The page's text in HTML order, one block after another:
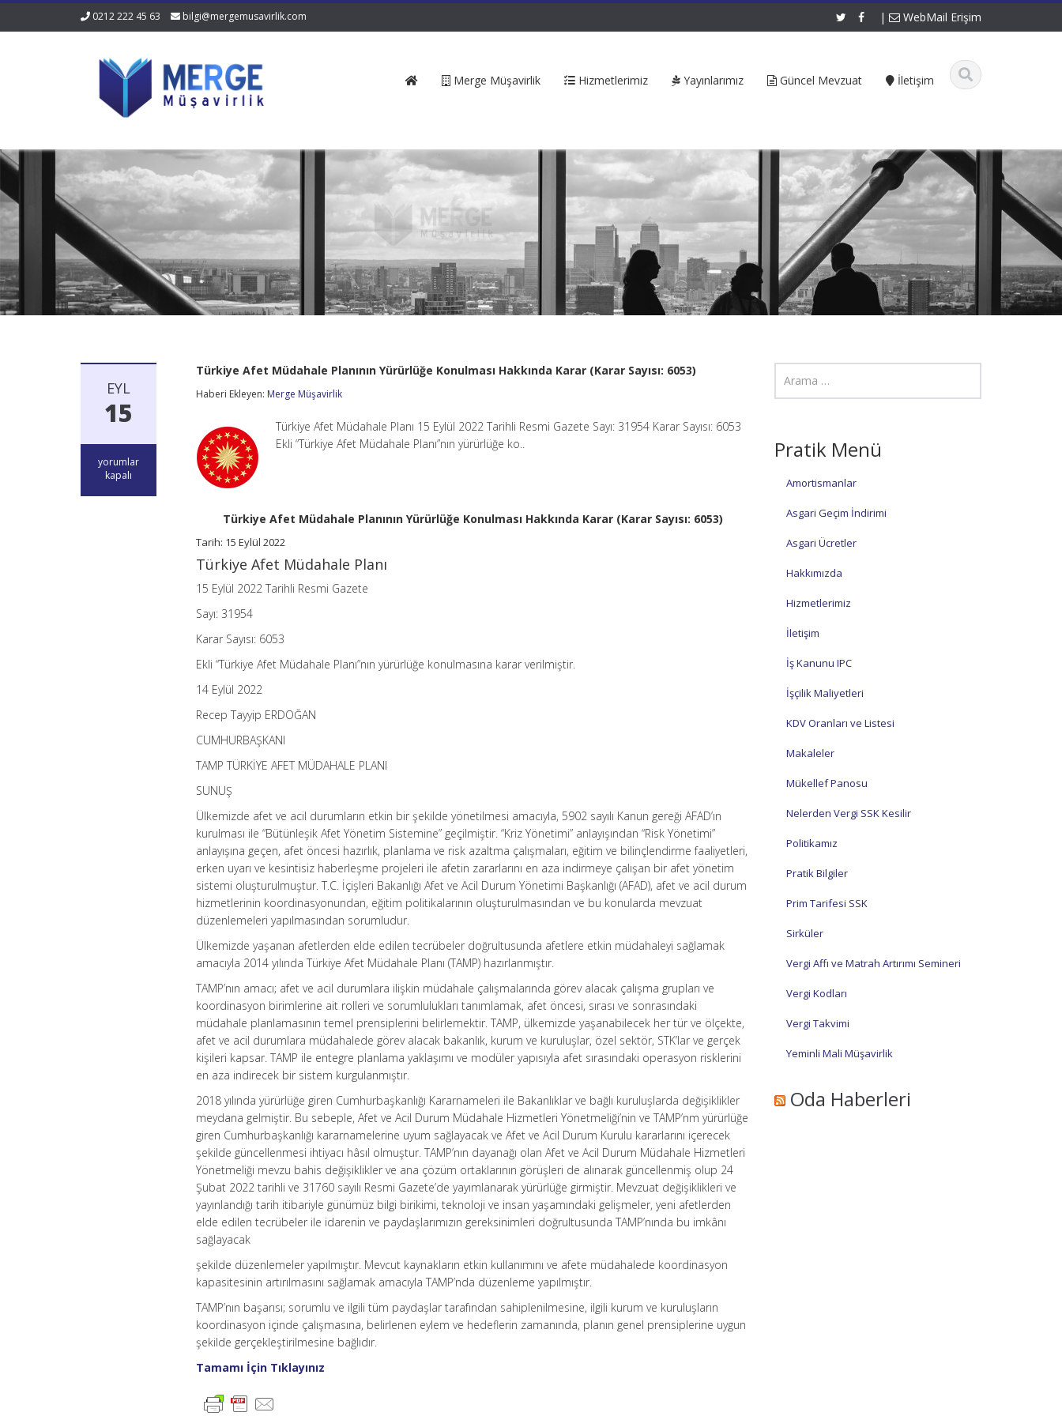
0212 222 45 63 bilgi@mergemusavirlik.com | WebMail Erişim
Merge Müşavirlik Hizmetlerimiz Yayınlarımız Güncel Mevzuat İletişim
EYL
15
Türkiye
Afet
yorumlar
kapalı
Türkiye Afet Müdahale Planının Yürürlüğe Konulması Hakkında Karar (Karar Sayısı: 6053)
Haberi Ekleyen: Merge Müşavirlik
Türkiye Afet Müdahale Planı 15 Eylül 2022 Tarihli Resmi Gazete Sayı: 31954 Karar Sayısı: 6053
Ekli “Türkiye Afet Müdahale Planı”nın yürürlüğe ko..
Türkiye Afet Müdahale Planının Yürürlüğe Konulması Hakkında Karar (Karar Sayısı: 6053)
Tarih: 15 Eylül 2022
Türkiye Afet Müdahale Planı
15 Eylül 2022 Tarihli Resmi Gazete
Sayı: 31954
Karar Sayısı: 6053
Ekli “Türkiye Afet Müdahale Planı”nın yürürlüğe konulmasına karar verilmiştir.
14 Eylül 2022
Recep Tayyip ERDOĞAN
CUMHURBAŞKANI
TAMP TÜRKİYE AFET MÜDAHALE PLANI
SUNUŞ
Ülkemizde afet ve acil durumların etkin bir şekilde yönetilmesi amacıyla, 5902 sayılı Kanun gereği AFAD’ın
kurulması ile “Bütünleşik Afet Yönetim Sistemine” geçilmiştir. “Kriz Yönetimi” anlayışından “Risk Yönetimi”
anlayışına geçen, afet öncesi hazırlık, planlama ve risk azaltma çalışmaları, eğitim ve bilinçlendirme faaliyetleri,
erken uyarı ve kesintisiz haberleşme projeleri ile afetin zararlarını en aza indirmeye çalışan bir afet yönetim
sistemi oluşturulmuştur. T.C. İçişleri Bakanlığı Afet ve Acil Durum Yönetimi Başkanlığı (AFAD), afet ve acil durum
hizmetlerinin koordinasyonundan, eğitim politikalarının oluşturulmasından ve bu konularda mevzuat
düzenlemeleri yapılmasından sorumludur.
Ülkemizde yaşanan afetlerden elde edilen tecrübeler doğrultusunda afetlere etkin müdahaleyi sağlamak
amacıyla 2014 yılında Türkiye Afet Müdahale Planı (TAMP) hazırlanmıştır.
TAMP’nın amacı; afet ve acil durumlara ilişkin müdahale çalışmalarında görev alacak çalışma grupları ve
koordinasyon birimlerine ait rolleri ve sorumlulukları tanımlamak, afet öncesi, sırası ve sonrasındaki
müdahale planlamasının temel prensiplerini belirlemektir. TAMP, ülkemizde yaşanabilecek her tür ve ölçekte,
afet ve acil durumlara müdahalede görev alacak bakanlık, kurum ve kuruluşlar, özel sektör, STK’lar ve gerçek
kişileri kapsar. TAMP ile entegre planlama yaklaşımı ve modüler yapısıyla afet sırasındaki operasyon risklerini
en aza indirecek bir sistem kurgulanmıştır.
2018 yılında yürürlüğe giren Cumhurbaşkanlığı Kararnameleri ile Bakanlıklar ve bağlı kuruluşlarda değişiklikler
meydana gelmiştir. Bu sebeple, Afet ve Acil Durum Müdahale Hizmetleri Yönetmeliği’nin ve TAMP’nm yürürlüğe
giren Cumhurbaşkanlığı kararnamelerine uyum sağlayacak ve Afet ve Acil Durum Kurulu kararlarını içerecek
şekilde güncellenmesi ihtiyacı hâsıl olmuştur. TAMP’nın dayanağı olan Afet ve Acil Durum Müdahale Hizmetleri
Yönetmeliği mevzu bahis değişiklikler ve ana çözüm ortaklarının görüşleri de alınarak güncellenmiş olup 24
Şubat 2022 tarihli ve 31760 sayılı Resmi Gazete’de yayımlanarak yürürlüğe girmiştir. Mevzuat değişiklikleri ve
yayınlandığı tarih itibariyle günümüz bilgi birikimi, teknoloji ve insan yaşamındaki gelişmeler, yeni afetlerden
elde edilen tecrübeler ile idarenin ve paydaşlarımızın gereksinimleri doğrultusunda TAMP’nında bu imkânı
sağlayacak
şekilde düzenlemeler yapılmıştır. Mevcut kaynakların etkin kullanımını ve afete müdahalede koordinasyon
kapasitesinin artırılmasını sağlamak amacıyla TAMP’nda düzenleme yapılmıştır.
TAMP’nın başarısı; sorumlu ve ilgili tüm paydaşlar tarafından sahiplenilmesine, ilgili kurum ve kuruluşların
koordinasyon içinde çalışmasına, belirlenen eylem ve hedeflerin zamanında, planın genel prensiplerine uygun
şekilde gerçekleştirilmesine bağlıdır.
Tamamı İçin Tıklayınız
Pratik Menü
Amortismanlar
Asgari Geçim İndirimi
Asgari Ücretler
Hakkımızda
Hizmetlerimiz
İletişim
İş Kanunu IPC
İşçilik Maliyetleri
KDV Oranları ve Listesi
Makaleler
Mükellef Panosu
Nelerden Vergi SSK Kesilir
Politikamız
Pratik Bilgiler
Prim Tarifesi SSK
Sirküler
Vergi Affı ve Matrah Artırımı Semineri
Vergi Kodları
Vergi Takvimi
Yeminli Mali Müşavirlik
Oda Haberleri